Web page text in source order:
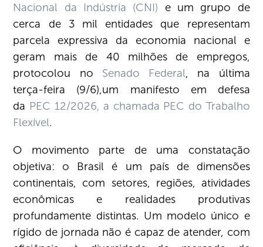
Nacional da Indústria (CNI) e um grupo de
cerca de 3 mil entidades que representam
parcela expressiva da economia nacional e
geram mais de 40 milhões de empregos,
protocolou no Senado Federal, na última
terça-feira (9/6),um manifesto em defesa
da PEC 12/2026, a chamada PEC do Trabalho
Flexível.
O movimento parte de uma constatação
objetiva: o Brasil é um país de dimensões
continentais, com setores, regiões, atividades
econômicas e realidades produtivas
profundamente distintas. Um modelo único e
rígido de jornada não é capaz de atender, com